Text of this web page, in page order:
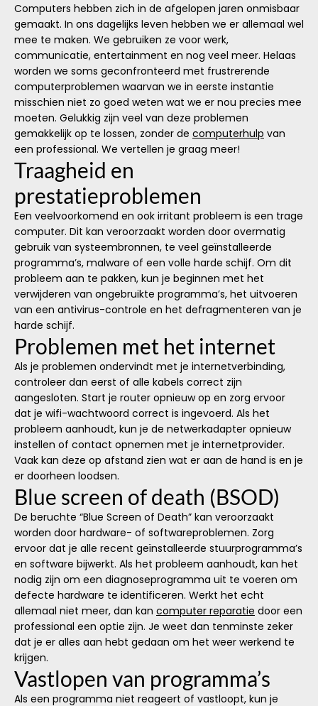
Computers hebben zich in de afgelopen jaren onmisbaar
gemaakt. In ons dagelijks leven hebben we er allemaal wel
mee te maken. We gebruiken ze voor werk,
communicatie, entertainment en nog veel meer. Helaas
worden we soms geconfronteerd met frustrerende
computerproblemen waarvan we in eerste instantie
misschien niet zo goed weten wat we er nou precies mee
moeten. Gelukkig zijn veel van deze problemen
gemakkelijk op te lossen, zonder de computerhulp van
een professional. We vertellen je graag meer!
Traagheid en
prestatieproblemen
Een veelvoorkomend en ook irritant probleem is een trage
computer. Dit kan veroorzaakt worden door overmatig
gebruik van systeembronnen, te veel geïnstalleerde
programma’s, malware of een volle harde schijf. Om dit
probleem aan te pakken, kun je beginnen met het
verwijderen van ongebruikte programma’s, het uitvoeren
van een antivirus-controle en het defragmenteren van je
harde schijf.
Problemen met het internet
Als je problemen ondervindt met je internetverbinding,
controleer dan eerst of alle kabels correct zijn
aangesloten. Start je router opnieuw op en zorg ervoor
dat je wifi-wachtwoord correct is ingevoerd. Als het
probleem aanhoudt, kun je de netwerkadapter opnieuw
instellen of contact opnemen met je internetprovider.
Vaak kan deze op afstand zien wat er aan de hand is en je
er doorheen loodsen.
Blue screen of death (BSOD)
De beruchte “Blue Screen of Death” kan veroorzaakt
worden door hardware- of softwareproblemen. Zorg
ervoor dat je alle recent geïnstalleerde stuurprogramma’s
en software bijwerkt. Als het probleem aanhoudt, kan het
nodig zijn om een diagnoseprogramma uit te voeren om
defecte hardware te identificeren. Werkt het echt
allemaal niet meer, dan kan computer reparatie door een
professional een optie zijn. Je weet dan tenminste zeker
dat je er alles aan hebt gedaan om het weer werkend te
krijgen.
Vastlopen van programma’s
Als een programma niet reageert of vastloopt, kun je